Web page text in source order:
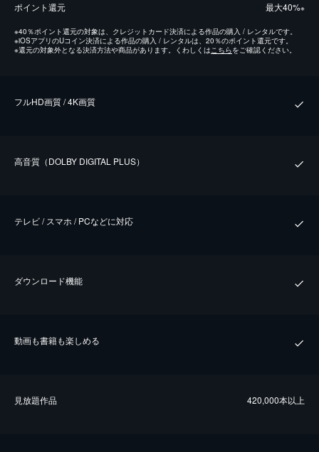
ポイント還元 最⼤40%※
※40％ポイント還元の対象は、クレジットカード決済による作品の購入 / レンタルです。
※iOSアプリのUコイン決済による作品の購入 / レンタルは、20％のポイント還元です。
※還元の対象外となる決済方法や商品があります。くわしくはこちらをご確認ください。
フルHD画質 / 4K画質
⾼⾳質（DOLBY DIGITAL PLUS）
テレビ / スマホ / PCなどに対応
ダウンロード機能
動画も書籍も楽しめる
⾒放題作品 420,000本以上